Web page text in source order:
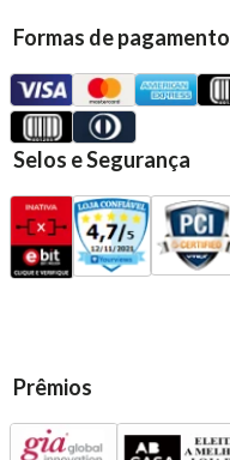
Formas de pagamento
Selos e Segurança
Prêmios